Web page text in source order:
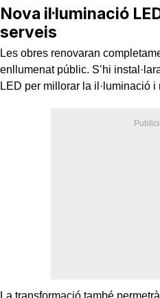
Nova il·luminació
serveis
Les obres renovaran
enllumenat públic. S’hi
LED per millorar la il·luminació
La transformació també